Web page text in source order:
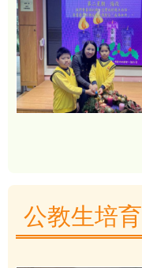
公教生培育